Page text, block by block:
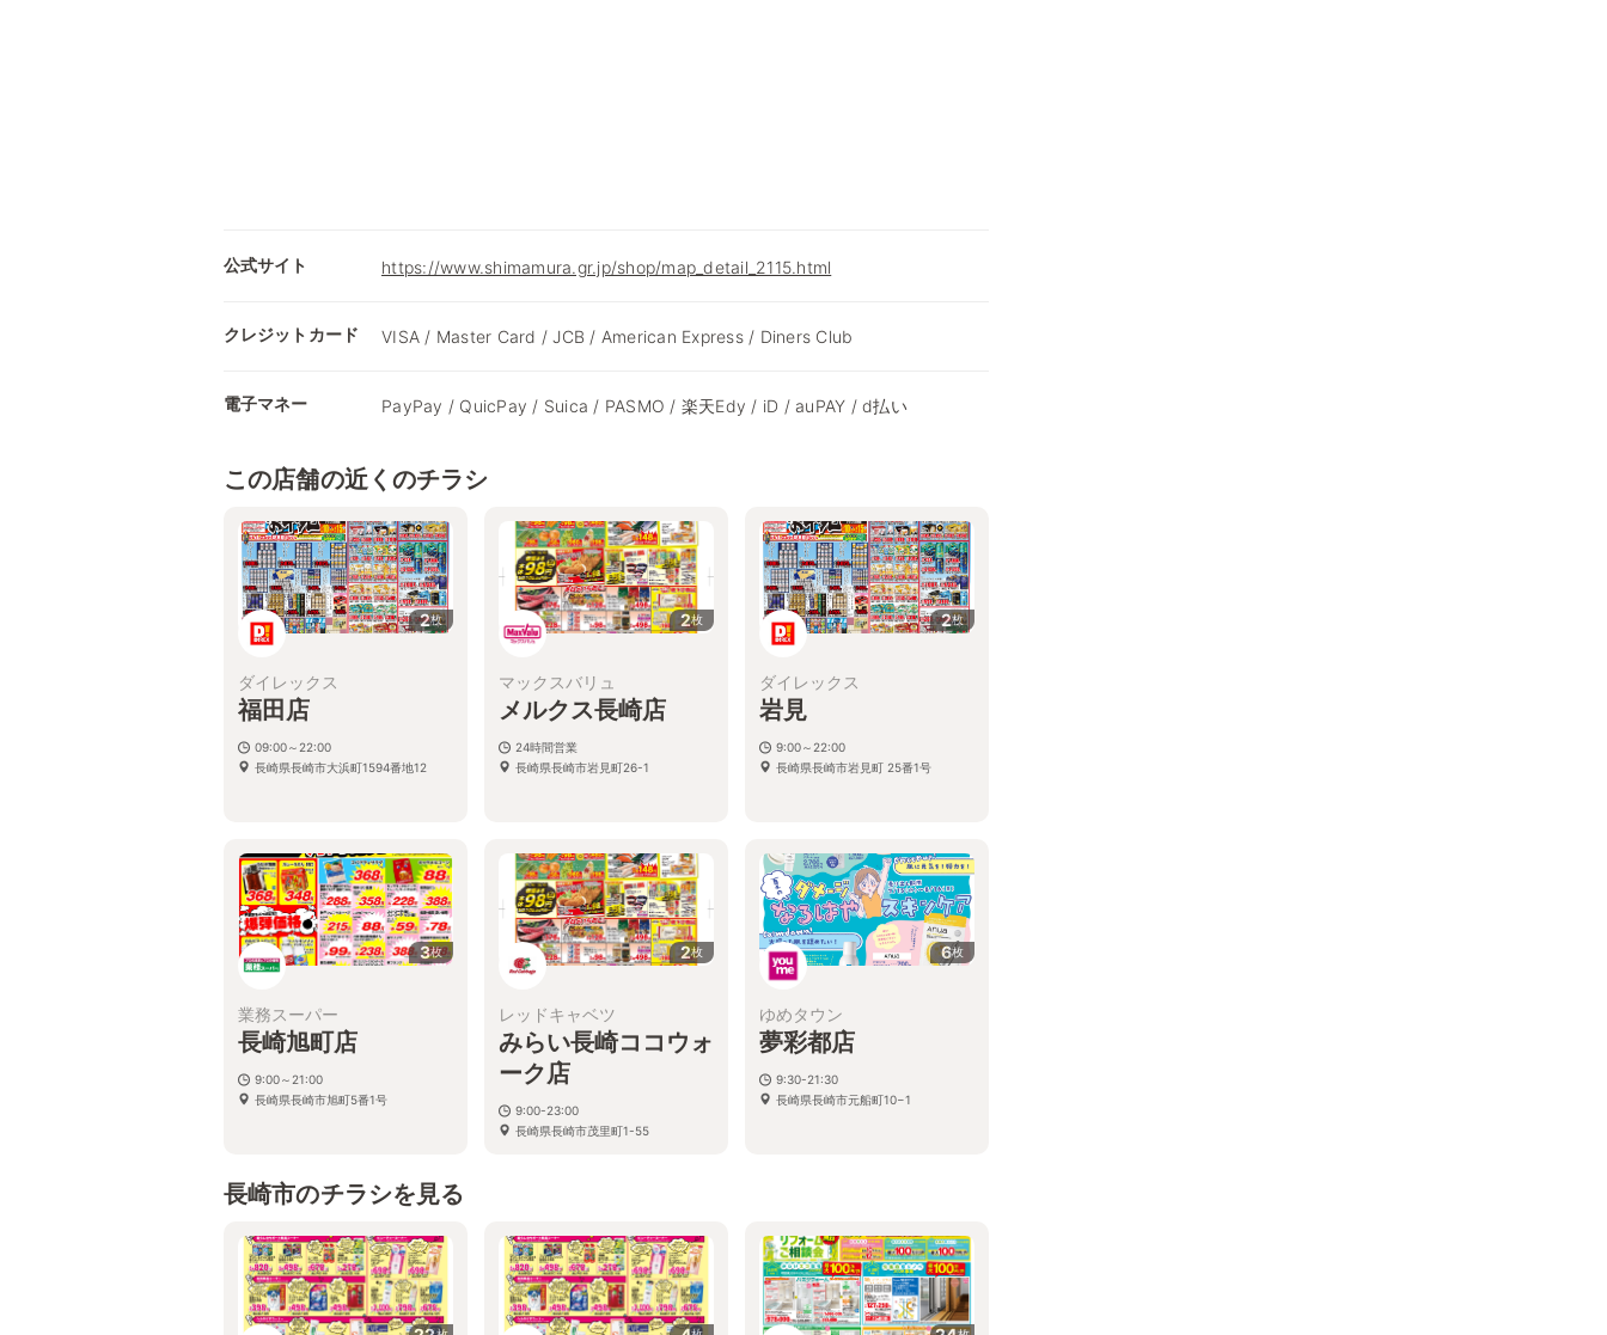
公式サイト https://www.shimamura.gr.jp/shop/map_detail_2115.html
クレジットカード VISA / Master Card / JCB / American Express / Diners Club
電子マネー PayPay / QuicPay / Suica / PASMO / 楽天Edy / iD / auPAY / d払い
この店舗の近くのチラシ
2枚
ダイレックス
福田店
09:00～22:00
長崎県長崎市大浜町1594番地12
2枚
マックスバリュ
メルクス長崎店
24時間営業
長崎県長崎市岩見町26-1
2枚
ダイレックス
岩見
9:00～22:00
長崎県長崎市岩見町 25番1号
3枚
業務スーパー
長崎旭町店
9:00～21:00
長崎県長崎市旭町5番1号
2枚
レッドキャベツ
みらい長崎ココウォ
ーク店
9:00-23:00
長崎県長崎市茂里町1-55
6枚
ゆめタウン
夢彩都店
9:30-21:30
長崎県長崎市元船町10−1
長崎市のチラシを見る